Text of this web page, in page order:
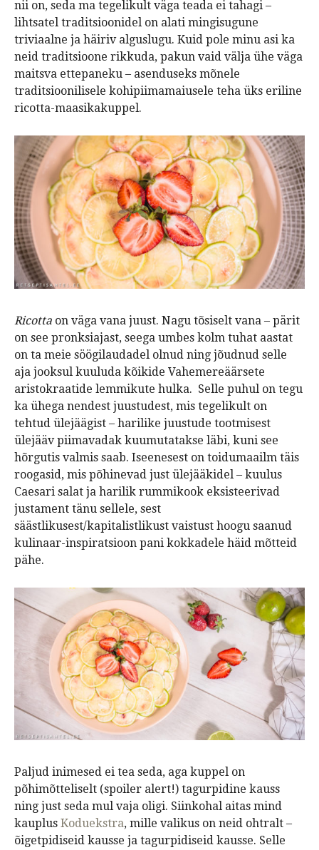
nii on, seda ma tegelikult väga teada ei tahagi –
lihtsatel traditsioonidel on alati mingisugune
triviaalne ja häiriv alguslugu. Kuid pole minu asi ka
neid traditsioone rikkuda, pakun vaid välja ühe väga
maitsva ettepaneku – asenduseks mõnele
traditsioonilisele kohipiimamaiusele teha üks eriline
ricotta-maasikakuppel.
Ricotta on väga vana juust. Nagu tõsiselt vana – pärit
on see pronksiajast, seega umbes kolm tuhat aastat
on ta meie söögilaudadel olnud ning jõudnud selle
aja jooksul kuuluda kõikide Vahemereäärsete
aristokraatide lemmikute hulka. Selle puhul on tegu
ka ühega nendest juustudest, mis tegelikult on
tehtud ülejäägist – harilike juustude tootmisest
ülejääv piimavadak kuumutatakse läbi, kuni see
hõrgutis valmis saab. Iseenesest on toidumaailm täis
roogasid, mis põhinevad just ülejääkidel – kuulus
Caesari salat ja harilik rummikook eksisteerivad
justament tänu sellele, sest
säästlikusest/kapitalistlikust vaistust hoogu saanud
kulinaar-inspiratsioon pani kokkadele häid mõtteid
pähe.
Paljud inimesed ei tea seda, aga kuppel on
põhimõtteliselt (spoiler alert!) tagurpidine kauss
ning just seda mul vaja oligi. Siinkohal aitas mind
kauplus Koduekstra, mille valikus on neid ohtralt –
õigetpidiseid kausse ja tagurpidiseid kausse. Selle